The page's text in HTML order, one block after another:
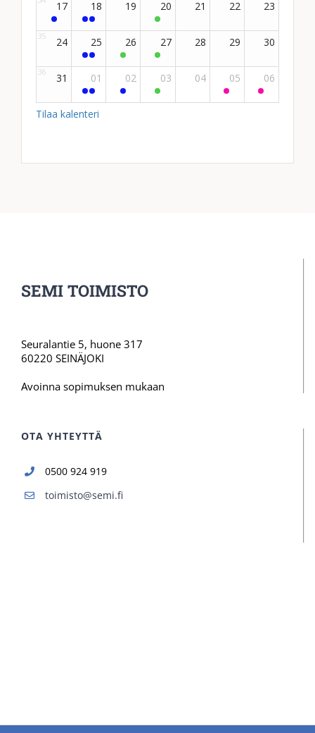
SEMI TOIMISTO
Seuralantie 5, huone 317
60220 SEINÄJOKI
Avoinna sopimuksen mukaan
OTA YHTEYTTÄ
0500 924 919
toimisto@semi.fi